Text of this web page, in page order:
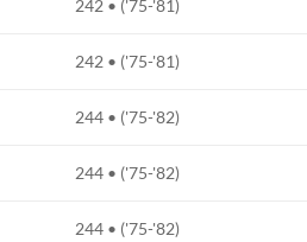
242 • ('75-'81)
242 • ('75-'81)
244 • ('75-'82)
244 • ('75-'82)
244 • ('75-'82)